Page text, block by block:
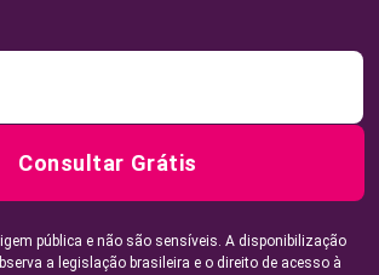
Consultar Grátis
pública e não são sensíveis. A disponibilização
a legislação brasileira e o direito de acesso à